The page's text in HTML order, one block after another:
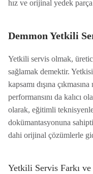
hız ve orijinal yedek
Demmon Yetkili
Yetkili servis olmak,
sağlamak demektir.
kapsamı dışına
performansını da kalıcı
olarak, eğitimli
dokümantasyonuna
dahi orijinal çözümlerle
Yetkili Servis Farkı